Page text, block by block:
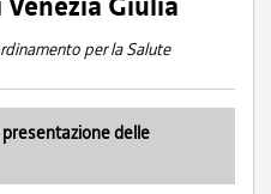
per la Salute
delle